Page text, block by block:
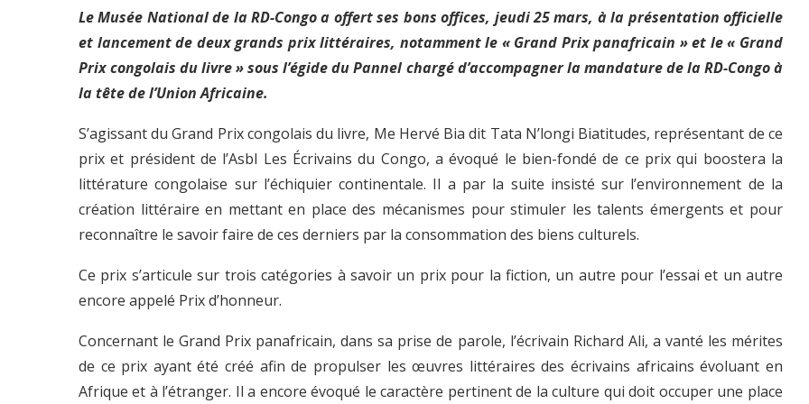
Le Musée National de la RD-Congo a offert ses bons offices, jeudi 25 mars, à la présentation officielle
et lancement de deux grands prix littéraires, notamment le « Grand Prix panafricain » et le « Grand
Prix congolais du livre » sous l’égide du Pannel chargé d’accompagner la mandature de la RD-Congo à
la tête de l’Union Africaine.
S’agissant du Grand Prix congolais du livre, Me Hervé Bia dit Tata N’longi Biatitudes, représentant de ce
prix et président de l’Asbl Les Écrivains du Congo, a évoqué le bien-fondé de ce prix qui boostera la
littérature congolaise sur l’échiquier continentale. Il a par la suite insisté sur l’environnement de la
création littéraire en mettant en place des mécanismes pour stimuler les talents émergents et pour
reconnaître le savoir faire de ces derniers par la consommation des biens culturels.
Ce prix s’articule sur trois catégories à savoir un prix pour la fiction, un autre pour l’essai et un autre
encore appelé Prix d’honneur.
Concernant le Grand Prix panafricain, dans sa prise de parole, l’écrivain Richard Ali, a vanté les mérites
de ce prix ayant été créé afin de propulser les œuvres littéraires des écrivains africains évoluant en
Afrique et à l’étranger. Il a encore évoqué le caractère pertinent de la culture qui doit occuper une place